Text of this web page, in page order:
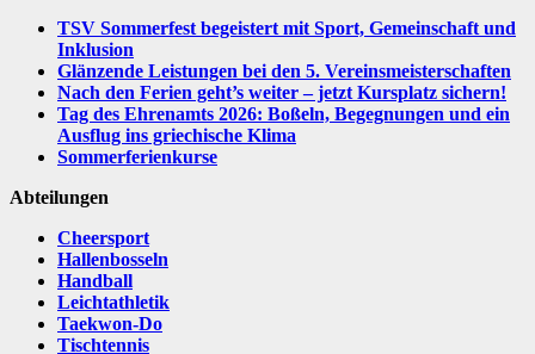
TSV Sommerfest begeistert mit Sport, Gemeinschaft und
Inklusion
Glänzende Leistungen bei den 5. Vereinsmeisterschaften
Nach den Ferien geht’s weiter – jetzt Kursplatz sichern!
Tag des Ehrenamts 2026: Boßeln, Begegnungen und ein
Ausflug ins griechische Klima
Sommerferienkurse
Abteilungen
Cheersport
Hallenbosseln
Handball
Leichtathletik
Taekwon-Do
Tischtennis